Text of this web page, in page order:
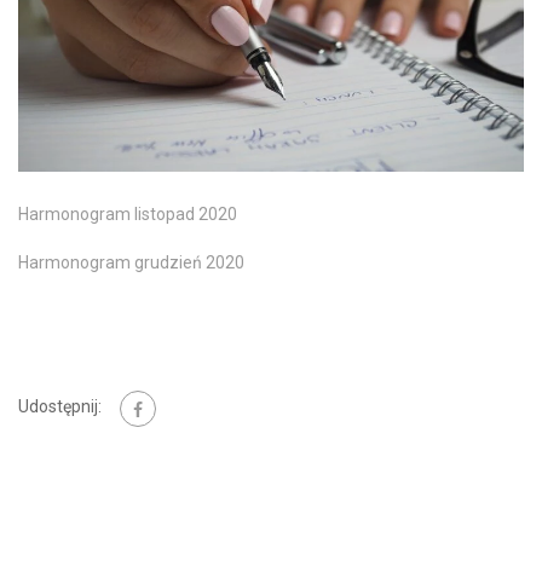
Harmonogram listopad 2020
Harmonogram grudzień 2020
Udostępnij: